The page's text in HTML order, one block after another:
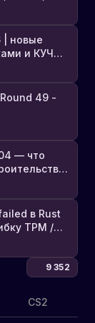
полный
| новые
и КУЧА
49 -
— что
в Rust
TPM /
9 352
CS2